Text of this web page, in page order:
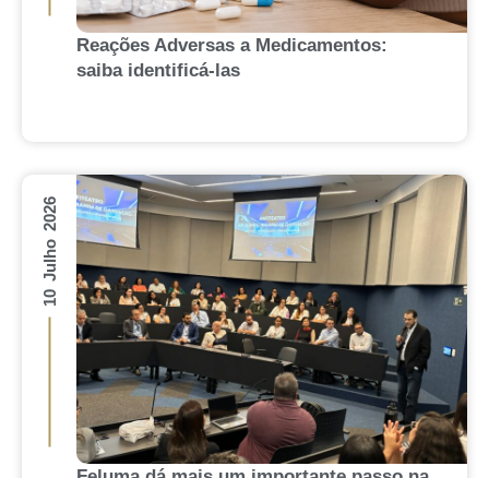
Reações Adversas a Medicamentos:
saiba identificá-las
10 Julho 2026